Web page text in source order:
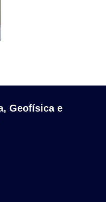
Geofísica e